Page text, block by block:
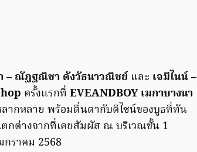
– ณัฏฐณิชา ดังวัธนาวณิชย์ และ เจมีไนน์ –
ครั้งแรกที่ EVEANDBOY เมกาบางนา
ากหลาย พร้อมตื่นตากับดีไซน์ของบูธที่ทัน
กต่างจากที่เคยสัมผัส ณ บริเวณชั้น 1
กราคม 2568